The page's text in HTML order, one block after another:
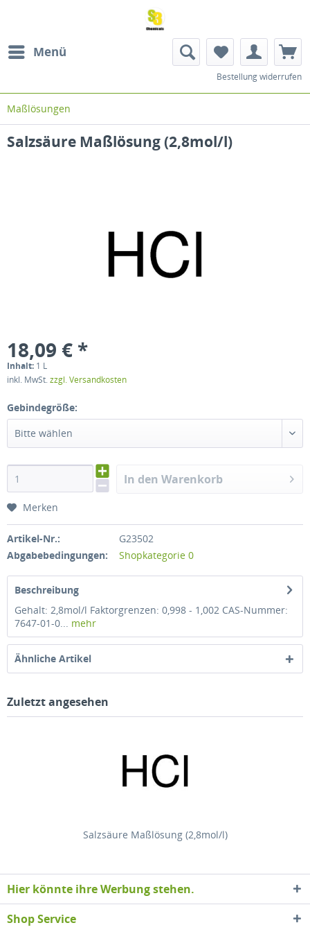
Menü
Bestellung widerrufen
Maßlösungen
Salzsäure Maßlösung (2,8mol/l)
18,09 € *
Inhalt: 1 L
inkl. MwSt.zzgl. Versandkosten
Gebindegröße:
Bitte wählen
In den Warenkorb
Merken
Artikel-Nr.:
G23502
Abgabebedingungen:
Shopkategorie 0
Beschreibung
Gehalt: 2,8mol/l Faktorgrenzen: 0,998 - 1,002 CAS-Nummer:
7647-01-0... mehr
Ähnliche Artikel
Zuletzt angesehen
Salzsäure Maßlösung (2,8mol/l)
Hier könnte ihre Werbung stehen.
Shop Service